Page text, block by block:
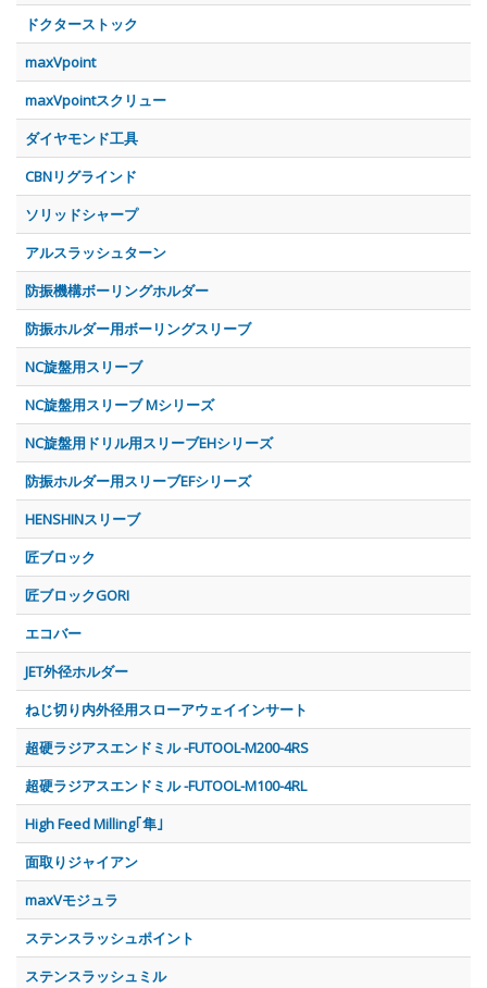
ドクターストック
maxVpoint
maxVpointスクリュー
ダイヤモンド工具
CBNリグラインド
ソリッドシャープ
アルスラッシュターン
防振機構ボーリングホルダー
防振ホルダー用ボーリングスリーブ
NC旋盤用スリーブ
NC旋盤用スリーブ Mシリーズ
NC旋盤用ドリル用スリーブEHシリーズ
防振ホルダー用スリーブEFシリーズ
HENSHINスリーブ
匠ブロック
匠ブロックGORI
エコバー
JET外径ホルダー
ねじ切り内外径用スローアウェイインサート
超硬ラジアスエンドミル -FUTOOL-M200-4RS
超硬ラジアスエンドミル -FUTOOL-M100-4RL
High Feed Milling｢隼｣
面取りジャイアン
maxVモジュラ
ステンスラッシュポイント
ステンスラッシュミル